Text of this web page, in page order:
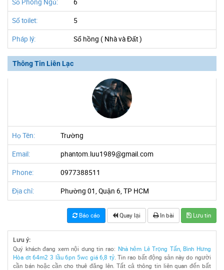
Số Phòng Ngủ: 6
Số toilet: 5
Pháp lý: Sổ hồng ( Nhà và Đất )
Thông Tin Liên Lạc
Họ Tên: Trường
Email: phantom.luu1989@gmail.com
Phone: 0977388511
Địa chỉ: Phường 01, Quận 6, TP HCM
Báo cáo Quay lại In bài Lưu tin
Lưu ý:
Quý khách đang xem nội dung tin rao: Nhà hẻm Lê Trọng Tấn, Bình Hưng
Hòa dt 64m2 3 lầu 6pn 5wc giá 6,8 tỷ. Tin rao bất động sản này do người
cần bán hoặc cần cho thuê đăng lên. Tất cả thông tin liên quan đến bất